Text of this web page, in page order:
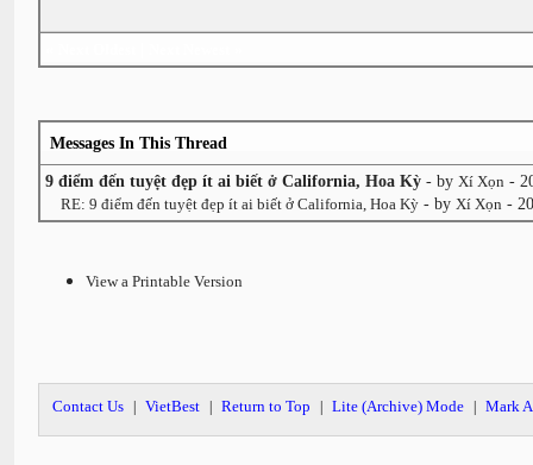
Messages In This Thread
9 điểm đến tuyệt đẹp ít ai biết ở California, Hoa Kỳ - byXí Xọn -
RE: 9 điểm đến tuyệt đẹp ít ai biết ở California, Hoa Kỳ - byXí Xọn -
View a Printable Version
Contact Us VietBest Return to Top Lite (Archive) Mode Mark